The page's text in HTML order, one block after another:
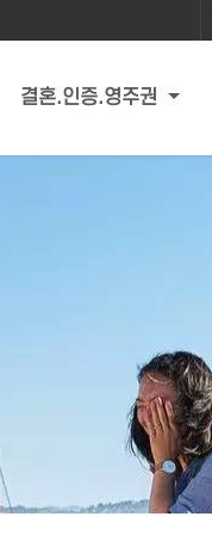
결혼.인증.영주권